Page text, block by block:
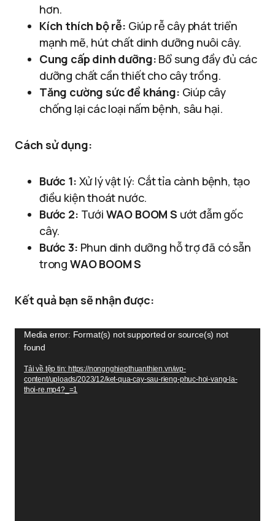
hơn.
Kích thích bộ rễ: Giúp rễ cây phát triển
mạnh mẽ, hút chất dinh dưỡng nuôi cây.
Cung cấp dinh dưỡng: Bổ sung đầy đủ các
dưỡng chất cần thiết cho cây trồng.
Tăng cường sức đề kháng: Giúp cây
chống lại các loại nấm bệnh, sâu hại.
Cách sử dụng:
Bước 1: Xử lý vật lý: Cắt tỉa cành bệnh, tạo
điều kiện thoát nước.
Bước 2: Tưới WAO BOOM S ướt đẫm gốc
cây.
Bước 3: Phun dinh dưỡng hỗ trợ đã có sẵn
trong WAO BOOM S
Kết quả bạn sẽ nhận được:
Trình
chơi
Video
Media error: Format(s) not supported or source(s) not
found
Tải về tệp tin: https://nongnghiepthuanthien.vn/wp-
content/uploads/2023/12/ket-qua-cay-sau-rieng-phuc-hoi-vang-la-
thoi-re.mp4?_=1